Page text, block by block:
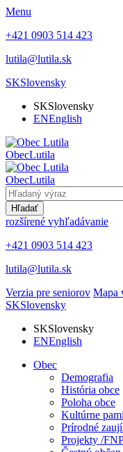
Menu
+421 0903 514 423
lutila@lutila.sk
SKSlovensky
SKSlovensky
ENEnglish
ObecLutila
ObecLutila
Hľadať
rozšírené vyhľadávanie
+421 0903 514 423
lutila@lutila.sk
Verzia pre seniorov Mapa
SKSlovensky
SKSlovensky
ENEnglish
Obec
Demografia
História obce
Poloha obce
Kultúrne
Prírodné
Projekty /